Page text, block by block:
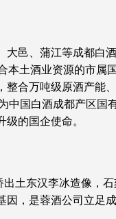
邑、蒲江等成都白
土酒业资源的市属
合万吨级原酒产能
中国白酒成都产区国
的国企使命。
土东汉李冰造像，
，是蓉酒公司立足